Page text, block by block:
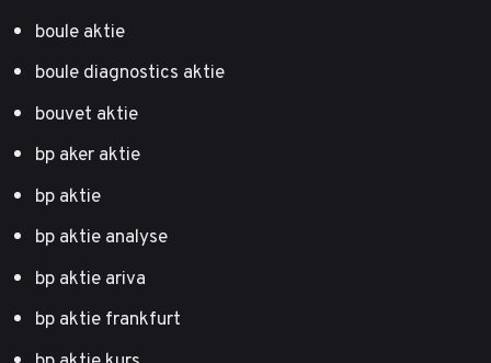
boule aktie
boule diagnostics aktie
bouvet aktie
bp aker aktie
bp aktie
bp aktie analyse
bp aktie ariva
bp aktie frankfurt